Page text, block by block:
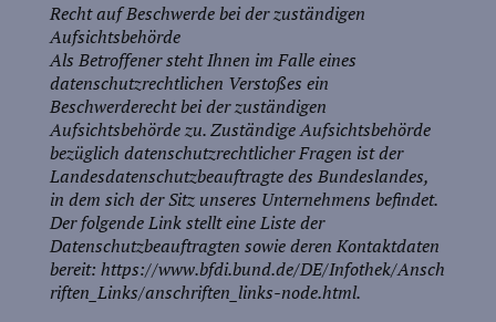
Recht auf Beschwerde bei der zuständigen
Aufsichtsbehörde
Als Betroffener steht Ihnen im Falle eines
datenschutzrechtlichen Verstoßes ein
Beschwerderecht bei der zuständigen
Aufsichtsbehörde zu. Zuständige Aufsichtsbehörde
bezüglich datenschutzrechtlicher Fragen ist der
Landesdatenschutzbeauftragte des Bundeslandes,
in dem sich der Sitz unseres Unternehmens befindet.
Der folgende Link stellt eine Liste der
Datenschutzbeauftragten sowie deren Kontaktdaten
bereit: https://www.bfdi.bund.de/DE/Infothek/Ansch
riften_Links/anschriften_links-node.html.